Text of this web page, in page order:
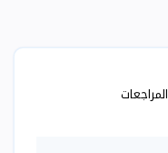
المراجعات